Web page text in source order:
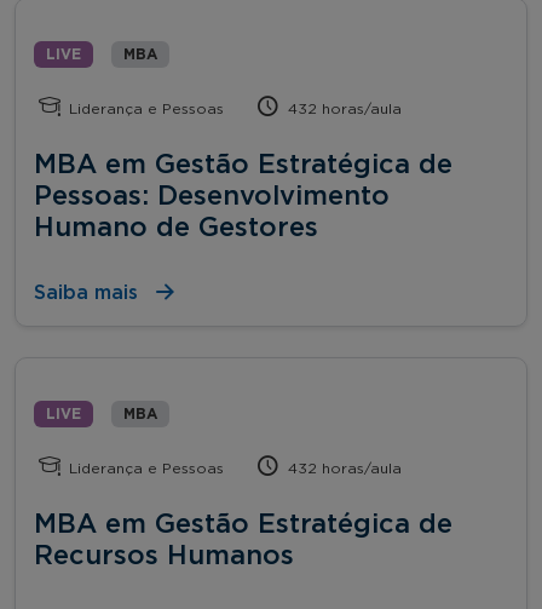
LIVE MBA
Liderança e Pessoas 432 horas/aula
MBA em Gestão Estratégica de
Pessoas: Desenvolvimento
Humano de Gestores
Saiba mais
LIVE MBA
Liderança e Pessoas 432 horas/aula
MBA em Gestão Estratégica de
Recursos Humanos